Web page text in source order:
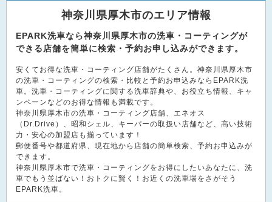
神奈川県厚木市のエリア情報
EPARK洗車なら神奈川県厚木市の洗車・コーティングが
できる店舗を簡単に検索・予約お申し込みができます。
安くてお得な洗車・コーティング店舗がたくさん。神奈川県厚木市
の洗車・コーティングの検索・比較と予約お申込みならEPARK洗
車。洗車・コーティングに関する洗車辞典や、お役立ち情報、キャ
ンペーンなどのお得な情報も満載です。
神奈川県厚木市の洗車・コーティング店舗、エネオス
（Dr.Drive）、昭和シェル、キーパーの取扱い店舗など、高い技術
力・安心の加盟店も揃っています！
郵便番号や都道府県、現在地から店舗の簡単検索、予約お申込みが
できます。
神奈川県厚木市で洗車・コーティングをお得にしたいあなたに、洗
車でもう並ばない！おトクに賢く！お近くの洗車場をさがそう
EPARK洗車。